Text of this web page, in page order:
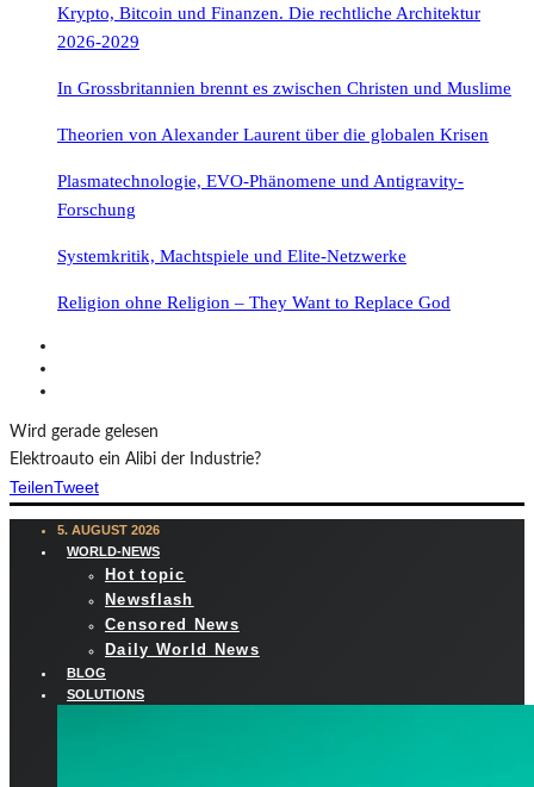
Krypto, Bitcoin und Finanzen. Die rechtliche Architektur
2026-2029
In Grossbritannien brennt es zwischen Christen und Muslime
Theorien von Alexander Laurent über die globalen Krisen
Plasmatechnologie, EVO-Phänomene und Antigravity-
Forschung
Systemkritik, Machtspiele und Elite-Netzwerke
Religion ohne Religion – They Want to Replace God
Wird gerade gelesen
Elektroauto ein Alibi der Industrie?
TeilenTweet
5. AUGUST 2026
WORLD-NEWS
Hot topic
Newsflash
Censored News
Daily World News
BLOG
SOLUTIONS